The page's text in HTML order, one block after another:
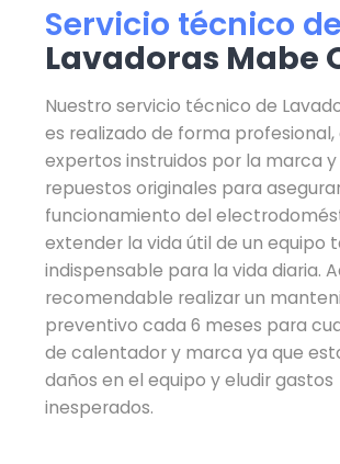
Servicio técnico de
Lavadoras Mabe
Nuestro servicio técnico de
es realizado de forma profesional,
expertos instruidos por la marca
repuestos originales para
funcionamiento del
extender la vida útil de un equipo
indispensable para la vida diaria.
recomendable realizar un
preventivo cada 6 meses para
de calentador y marca ya que
daños en el equipo y eludir gastos
inesperados.